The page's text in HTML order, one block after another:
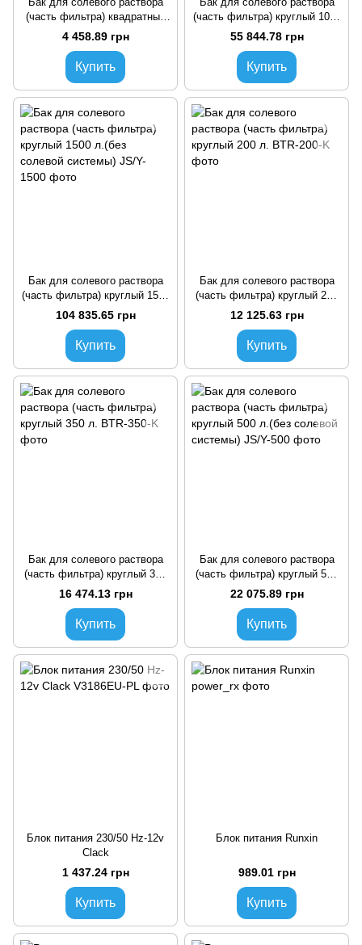
(часть фильтра) квадратный
70 л. (Plus)
4 458.89 грн
Купить
(часть фильтра) круглый 1000
л.(без солевой системы)
55 844.78 грн
Купить
Бак для солевого раствора
(часть фильтра) круглый 1500
л.(без солевой системы)
104 835.65 грн
Купить
Бак для солевого раствора
(часть фильтра) круглый 200
л.
12 125.63 грн
Купить
Бак для солевого раствора
(часть фильтра) круглый 350
л.
16 474.13 грн
Купить
Бак для солевого раствора
(часть фильтра) круглый 500
л.(без солевой системы)
22 075.89 грн
Купить
Блок питания 230/50 Hz-12v
Clack
1 437.24 грн
Купить
Блок питания Runxin
989.01 грн
Купить